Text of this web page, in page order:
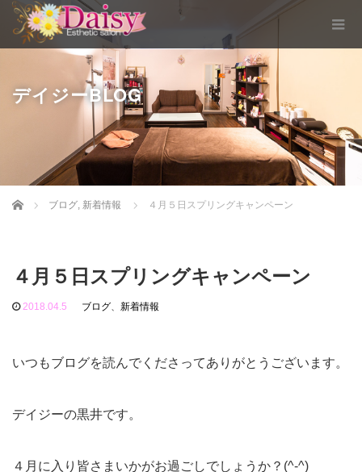
デイジーBLOG
Home ブログ, 新着情報 ４月５日スプリングキャンペーン
４月５日スプリングキャンペーン
2018.04.5 ブログ、 新着情報
いつもブログを読んでくださってありがとうございます。
デイジーの黒井です。
４月に入り皆さまいかがお過ごしでしょうか？(^-^)